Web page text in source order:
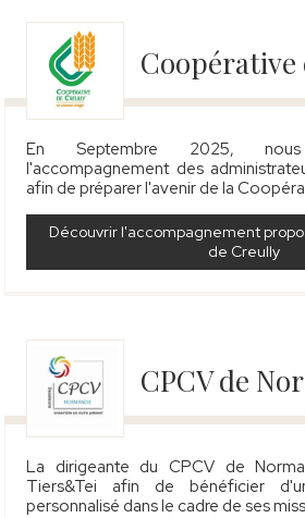
En Septembre 2025,
l'accompagnement des
afin de préparer l'avenir de la
Découvrir l'accompagnement
de Creully
CPCV de
La dirigeante du CPCV de
Tiers&Tei afin de bénéficier
personnalisé dans le cadre de ses